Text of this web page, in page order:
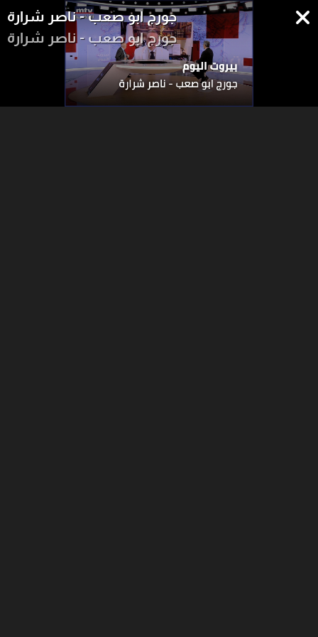
جورج ابو صعب - ناصر شرارة
جورج ابو صعب - ناصر شرارة